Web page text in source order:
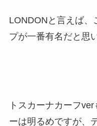
LONDONと言えば、
プが一番有名だと思
トスカーナカーフ
ーは明るめですが、